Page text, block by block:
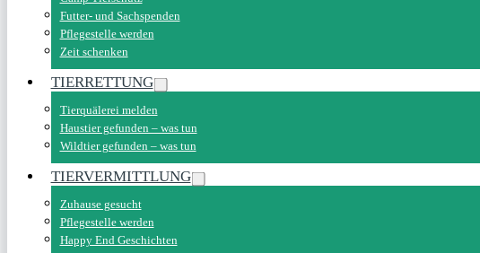
Futter- und Sachspenden
Pflegestelle werden
Zeit schenken
TIERRETTUNG
Tierquälerei melden
Haustier gefunden – was tun
Wildtier gefunden – was tun
TIERVERMITTLUNG
Zuhause gesucht
Pflegestelle werden
Happy End Geschichten